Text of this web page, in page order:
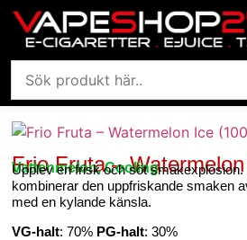
Frio Fruta –
Vattenmelon, Cooling
Upplev en frisk och söt smakexplosion.
kombinerar den uppfriskande smaken
med en kylande känsla.
VG-halt: 70% PG-halt: 30%